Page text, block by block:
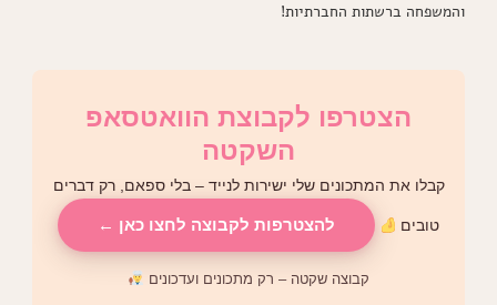
והמשפחה ברשתות החברתיות!
הצטרפו לקבוצת הוואטסאפ
השקטה
קבלו את המתכונים שלי ישירות לנייד – בלי ספאם, רק דברים
טובים להצטרפות לקבוצה לחצו כאן ←
קבוצה שקטה – רק מתכונים ועדכונים